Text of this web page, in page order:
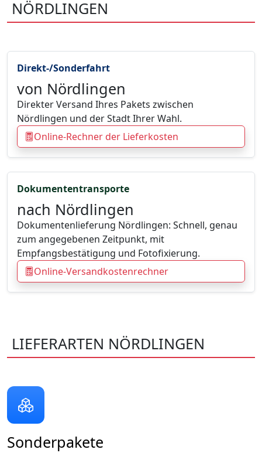
NÖRDLINGEN
Direkt-/Sonderfahrt
von Nördlingen
Direkter Versand Ihres Pakets zwischen
Nördlingen und der Stadt Ihrer Wahl.
Online-Rechner der Lieferkosten
Dokumententransporte
nach Nördlingen
Dokumentenlieferung Nördlingen: Schnell, genau
zum angegebenen Zeitpunkt, mit
Empfangsbestätigung und Fotofixierung.
Online-Versandkostenrechner
LIEFERARTEN NÖRDLINGEN
Sonderpakete